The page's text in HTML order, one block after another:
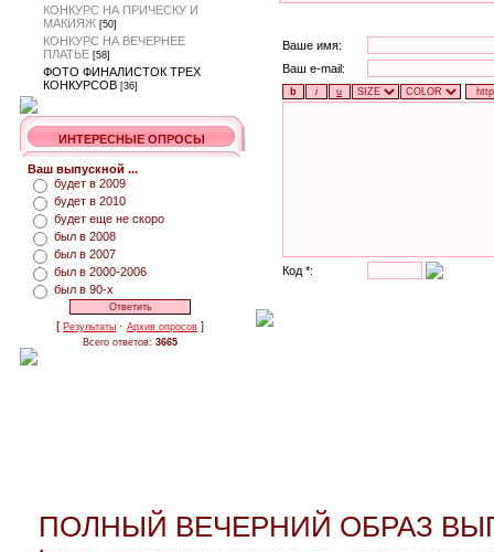
КОНКУРС НА ПРИЧЕСКУ И
МАКИЯЖ [50]
КОНКУРС НА ВЕЧЕРНЕЕ
ПЛАТЬЕ [58]
ФОТО ФИНАЛИСТОК ТРЕХ
КОНКУРСОВ [36]
ИНТЕРЕСНЫЕ ОПРОСЫ
Ваш выпускной ...
будет в 2009
будет в 2010
будет еще не скоро
был в 2008
был в 2007
был в 2000-2006
был в 90-х
[Результаты ·Архив опросов ]
Всего ответов:3665
Ваше имя:
Ваш e-mail:
Код *:
ПОЛНЫЙ ВЕЧЕРНИЙ ОБРАЗ